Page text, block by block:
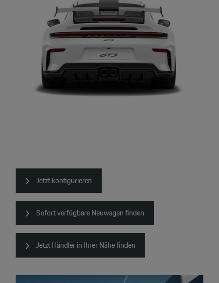
Jetzt konfigurieren
Sofort verfügbare Neuwagen finden
Jetzt Händler in Ihrer Nähe finden